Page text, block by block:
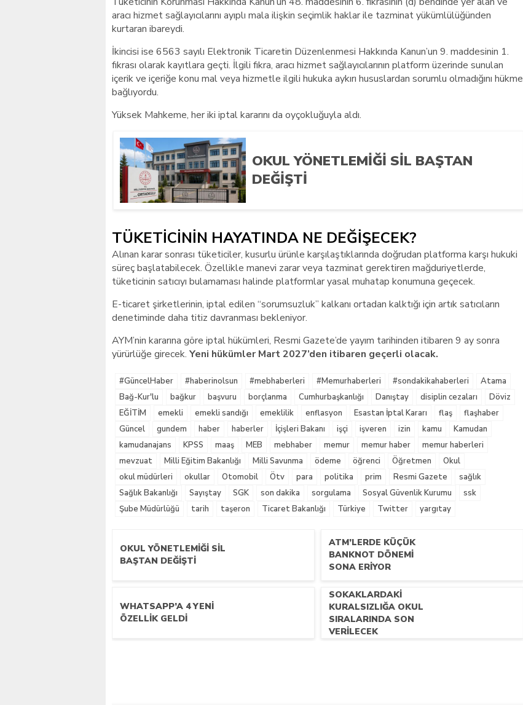
aracı hizmet sağlayıcılarını ayıplı mala ilişkin seçimlik haklar ile tazminat yükümlülüğünden
kurtaran ibareydi.
İkincisi ise 6563 sayılı Elektronik Ticaretin Düzenlenmesi Hakkında Kanun’un 9. maddesinin 1.
fıkrası olarak kayıtlara geçti. İlgili fıkra, aracı hizmet sağlayıcılarının platform üzerinde sunulan
içerik ve içeriğe konu mal veya hizmetle ilgili hukuka aykırı hususlardan sorumlu olmadığını hükme
bağlıyordu.
Yüksek Mahkeme, her iki iptal kararını da oyçokluğuyla aldı.
OKUL YÖNETLEMIĞI SIL BAŞTAN
DEĞIŞTI
TÜKETİCİNİN HAYATINDA NE DEĞİŞECEK?
Alınan karar sonrası tüketiciler, kusurlu ürünle karşılaştıklarında doğrudan platforma karşı hukuki
süreç başlatabilecek. Özellikle manevi zarar veya tazminat gerektiren mağduriyetlerde,
tüketicinin satıcıyı bulamaması halinde platformlar yasal muhatap konumuna geçecek.
E-ticaret şirketlerinin, iptal edilen “sorumsuzluk” kalkanı ortadan kalktığı için artık satıcıların
denetiminde daha titiz davranması bekleniyor.
AYM’nin kararına göre iptal hükümleri, Resmi Gazete’de yayım tarihinden itibaren 9 ay sonra
yürürlüğe girecek. Yeni hükümler Mart 2027’den itibaren geçerli olacak.
#GüncelHaber #haberinolsun #mebhaberleri #Memurhaberleri #sondakikahaberleri
Atama
Bağ-Kur'lu
bağkur başvuru borçlanma Cumhurbaşkanlığı Danıştay disiplin cezaları
Döviz
EĞİTİM
emekli emekli sandığı emeklilik enflasyon Esastan İptal Kararı flaş
flaşhaber
Güncel
gundem haber haberler İçişleri Bakanı işçi işveren izin kamu
Kamudan
kamudanajans
KPSS maaş MEB mebhaber memur memur haber
memur haberleri
mevzuat
Milli Eğitim Bakanlığı Milli Savunma ödeme öğrenci Öğretmen
Okul
okul müdürleri
okullar Otomobil Ötv para politika prim Resmi Gazete
sağlık
Sağlık Bakanlığı
Sayıştay SGK son dakika sorgulama Sosyal Güvenlik Kurumu
ssk
Şube Müdürlüğü
tarih taşeron Ticaret Bakanlığı Türkiye Twitter yargıtay
OKUL YÖNETLEMIĞI SIL
BAŞTAN DEĞIŞTI
ATM’LERDE KÜÇÜK
BANKNOT DÖNEMI
SONA ERIYOR
WHATSAPP’A 4 YENI
ÖZELLIK GELDI
SOKAKLARDAKI
KURALSIZLIĞA OKUL
SIRALARINDA SON
VERILECEK